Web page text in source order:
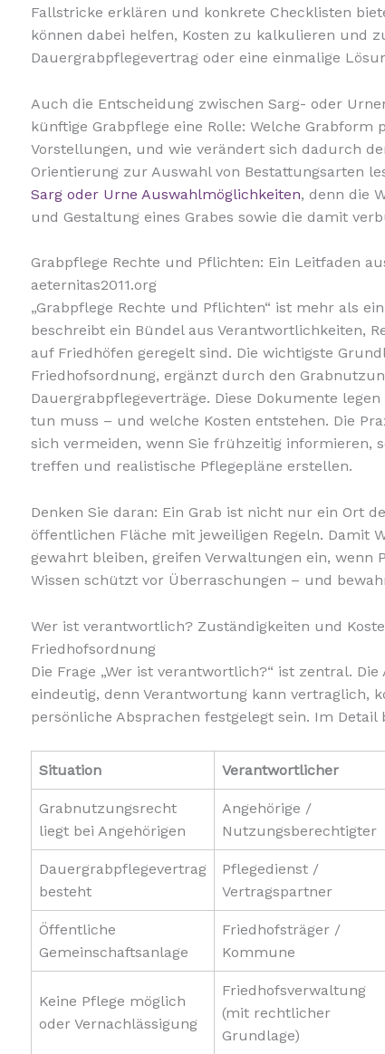
Fallstricke erklären und konkrete Checklisten
können dabei helfen, Kosten zu kalkulieren und
Dauergrabpflegevertrag oder eine einmalige
Auch die Entscheidung zwischen Sarg- oder
künftige Grabpflege eine Rolle: Welche Grabform
Vorstellungen, und wie verändert sich dadurch
Orientierung zur Auswahl von Bestattungsarten
Sarg oder Urne Auswahlmöglichkeiten, denn die
und Gestaltung eines Grabes sowie die damit
Grabpflege Rechte und Pflichten: Ein Leitfaden
aeternitas2011.org
„Grabpflege Rechte und Pflichten“ ist mehr als
beschreibt ein Bündel aus Verantwortlichkeiten,
auf Friedhöfen geregelt sind. Die wichtigste
Friedhofsordnung, ergänzt durch den
Dauergrabpflegeverträge. Diese Dokumente
tun muss – und welche Kosten entstehen. Die
sich vermeiden, wenn Sie frühzeitig informieren,
treffen und realistische Pflegepläne erstellen.
Denken Sie daran: Ein Grab ist nicht nur ein Ort
öffentlichen Fläche mit jeweiligen Regeln. Damit
gewahrt bleiben, greifen Verwaltungen ein,
Wissen schützt vor Überraschungen – und
Wer ist verantwortlich? Zuständigkeiten und
Friedhofsordnung
Die Frage „Wer ist verantwortlich?“ ist zentral.
eindeutig, denn Verantwortung kann vertraglich,
persönliche Absprachen festgelegt sein. Im Detail
Situation Verantwortlicher
Grabnutzungsrecht
liegt bei Angehörigen
Angehörige /
Nutzungsberechtigter
Dauergrabpflegevertrag
besteht
Pflegedienst /
Vertragspartner
Öffentliche
Gemeinschaftsanlage
Friedhofsträger /
Kommune
Keine Pflege möglich
oder Vernachlässigung
Friedhofsverwaltung
(mit rechtlicher
Grundlage)